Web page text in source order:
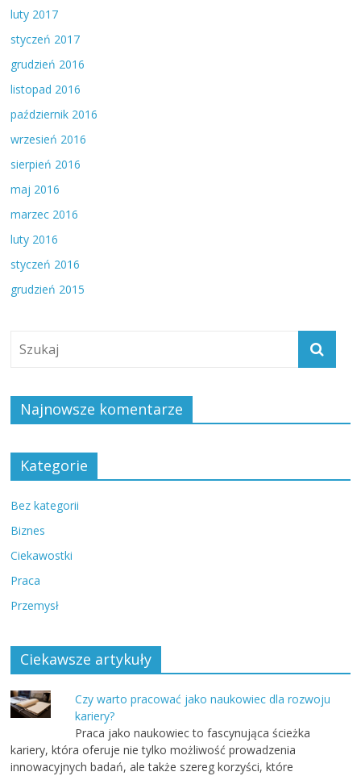
luty 2017
styczeń 2017
grudzień 2016
listopad 2016
październik 2016
wrzesień 2016
sierpień 2016
maj 2016
marzec 2016
luty 2016
styczeń 2016
grudzień 2015
Najnowsze komentarze
Kategorie
Bez kategorii
Biznes
Ciekawostki
Praca
Przemysł
Ciekawsze artykuły
Czy warto pracować jako naukowiec dla rozwoju
kariery?
Praca jako naukowiec to fascynująca ścieżka
kariery, która oferuje nie tylko możliwość prowadzenia
innowacyjnych badań, ale także szereg korzyści, które